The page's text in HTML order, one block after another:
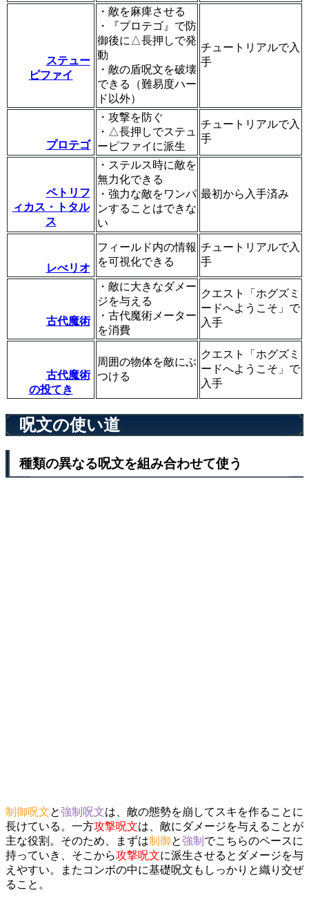
ステュー
ピファイ
・敵を麻痺させる
・『プロテゴ』で防
御後に△長押しで発
動
・敵の盾呪文を破壊
できる（難易度ハー
ド以外）
チュートリアルで入
手
プロテゴ
・攻撃を防ぐ
・△長押しでステュ
ーピファイに派生
チュートリアルで入
手
ペトリフ
ィカス・トタル
ス
・ステルス時に敵を
無力化できる
・強力な敵をワンパ
ンすることはできな
い
最初から入手済み
レべリオ
フィールド内の情報
を可視化できる
チュートリアルで入
手
古代魔術
・敵に大きなダメー
ジを与える
・古代魔術メーター
を消費
クエスト「ホグズミ
ードへようこそ」で
入手
古代魔術
の投てき
周囲の物体を敵にぶ
つける
クエスト「ホグズミ
ードへようこそ」で
入手
呪文の使い道
種類の異なる呪文を組み合わせて使う
制御呪文と強制呪文は、敵の態勢を崩してスキを作ることに
長けている。一方攻撃呪文は、敵にダメージを与えることが
主な役割。そのため、まずは制御と強制 でこちらのペースに
持っていき、そこから攻撃呪文に派生させるとダメージを与
えやすい。またコンボの中に基礎呪文もしっかりと織り交ぜ
ること。